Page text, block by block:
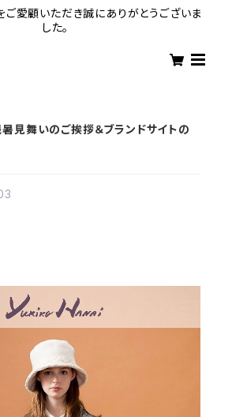
愛顧いただき誠にありがとうございま
した。
暑見舞いのご挨拶＆ブランドサイトの